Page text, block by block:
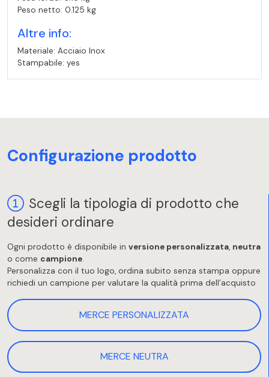
Peso netto: 0.125 kg
Altre info:
Materiale: Acciaio Inox
Stampabile: yes
Configurazione prodotto
Scegli la tipologia di prodotto che
desideri ordinare
Ogni prodotto è disponibile in versione personalizzata, neutra
o come campione.
Personalizza con il tuo logo, ordina subito senza stampa oppure
richiedi un campione per valutare la qualità prima dell’acquisto
MERCE PERSONALIZZATA
MERCE NEUTRA